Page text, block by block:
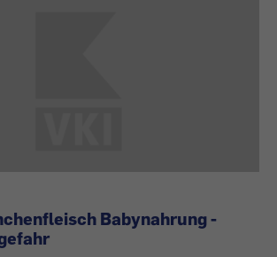
Babynahrung -